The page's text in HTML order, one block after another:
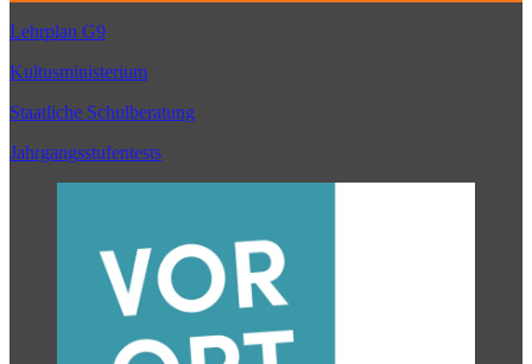
Lehrplan G9
Kultusministerium
Staatliche Schulberatung
Jahrgangsstufentests